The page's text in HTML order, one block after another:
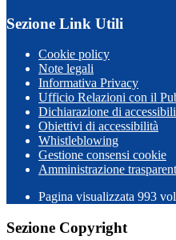
Sezione Link Utili
Cookie policy
Note legali
Informativa Privacy
Ufficio Relazioni con il
Dichiarazione di
Obiettivi di accessibilità
Whistleblowing
Gestione consensi cookie
Amministrazione
Pagina visualizzata 993
Sezione Copyright